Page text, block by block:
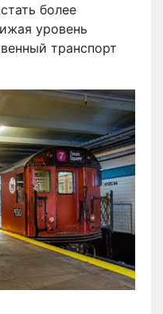
более
уровень
транспорт